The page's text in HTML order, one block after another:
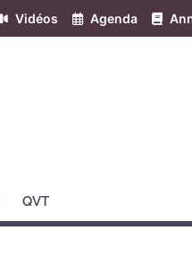
Vidéos Agenda
QVT